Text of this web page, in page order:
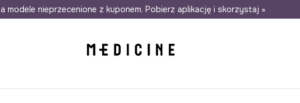
w 24h Darmowa dostawa do salonów 30 dni na zwrot
modele nieprzecenione z kuponem. Pobierz aplikację i skorzystaj »